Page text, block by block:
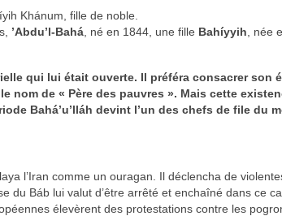
Khánum, fille de noble.
’Abdu’l-Bahá , né en 1844, une fille Bahíyyih , née
qui lui était ouverte. Il préféra consacrer son
nom de « Père des pauvres ». Mais cette
Bahá’u’lláh devint l’un des chefs de file du
l’Iran comme un ouragan. Il déclencha de
du Báb lui valut d’être arrêté et enchaîné dans ce
élevèrent des protestations contre les